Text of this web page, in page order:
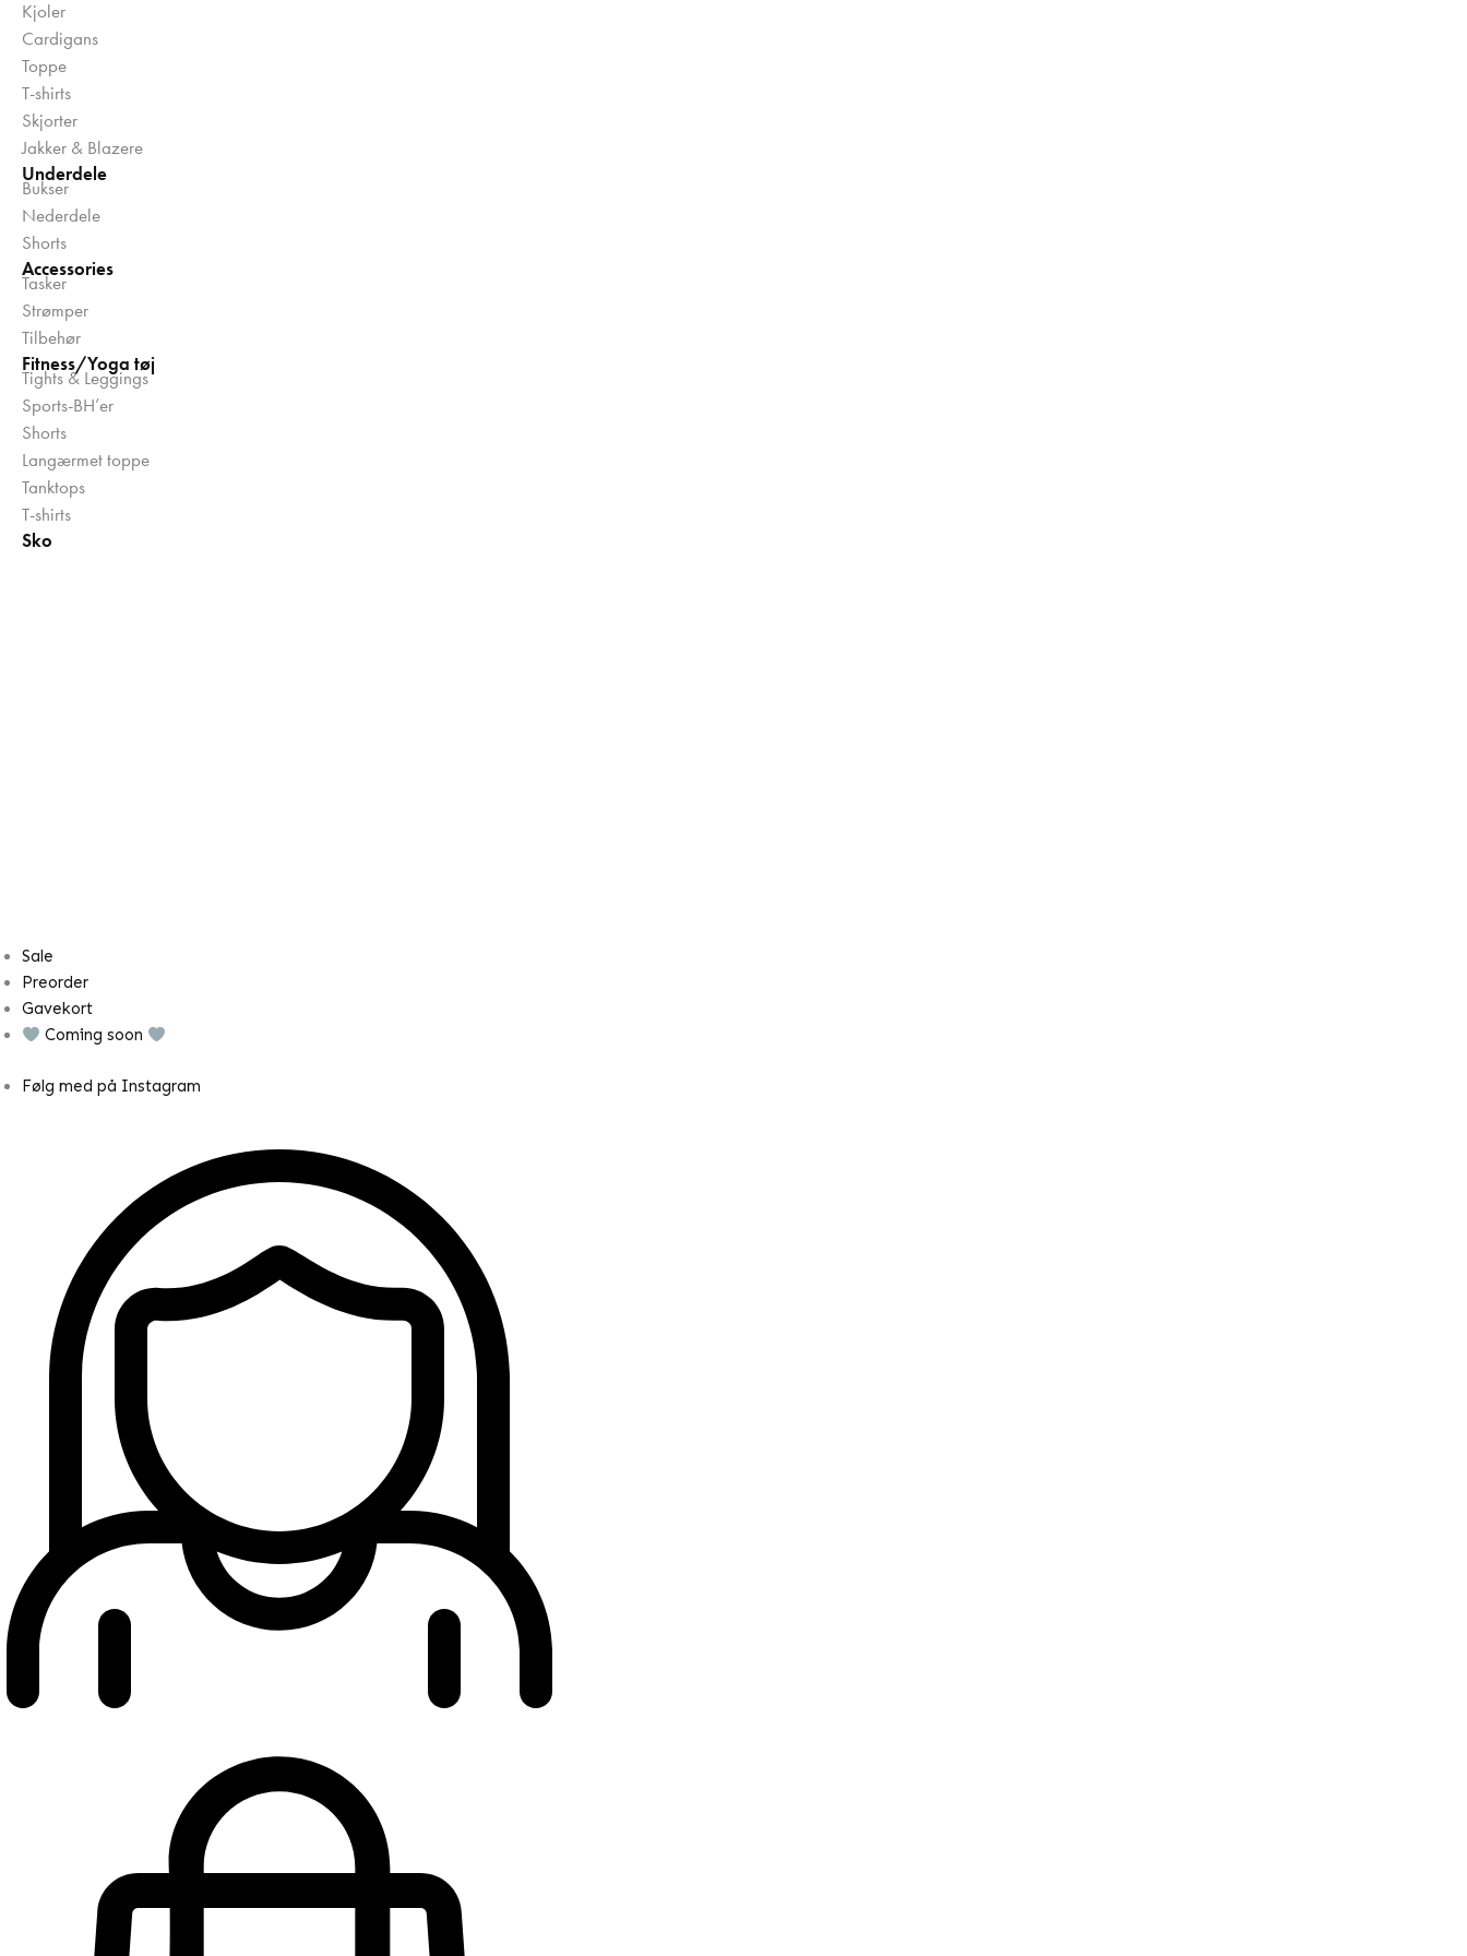
Kjoler
Cardigans
Toppe
T-shirts
Skjorter
Jakker & Blazere
Underdele
Bukser
Nederdele
Shorts
Accessories
Tasker
Strømper
Tilbehør
Fitness/Yoga tøj
Tights & Leggings
Sports-BH’er
Shorts
Langærmet toppe
Tanktops
T-shirts
Sko
Sale
Preorder
Gavekort
Coming soon
Følg med på Instagram